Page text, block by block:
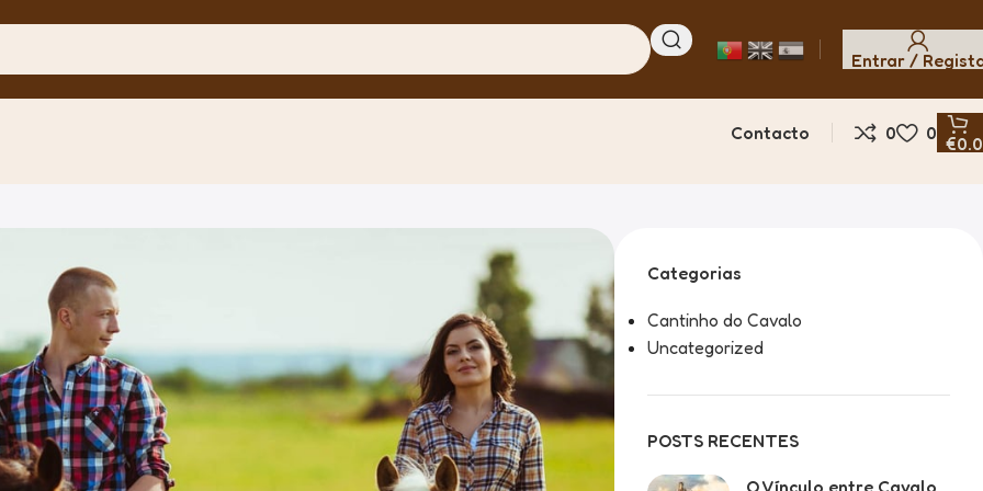
Entrar /
Contacto 0 0 €
Categorias
Cantinho do Cavalo
Uncategorized
POSTS RECENTES
O Vínculo entre Cavalo